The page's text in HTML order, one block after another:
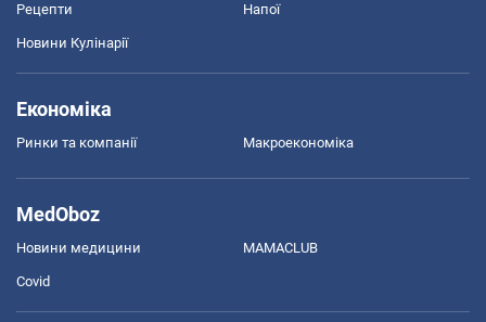
Рецепти Напої
Новини Кулінарії
Економіка
Ринки та компанії Макроекономіка
MedOboz
Новини медицини MAMACLUB
Covid